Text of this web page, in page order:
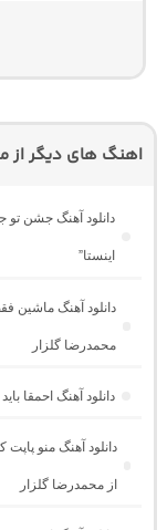
اهنگ های دیگر از
دانلود آهنگ جشن
اینستا”
دانلود آهنگ ماشین
محمدرضا گلزار
دانلود آهنگ احمقا
دانلود آهنگ منو
از محمدرضا گلزار